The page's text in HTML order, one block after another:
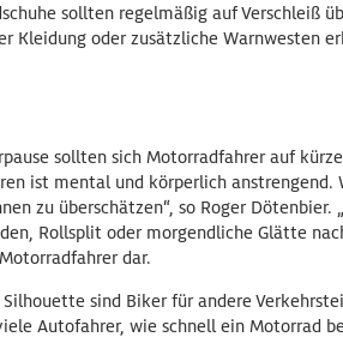
sollten regelmäßig auf Verschleiß
Kleidung oder zusätzliche Warnwesten
sollten sich Motorradfahrer auf
ist mental und körperlich
zu überschätzen“, so Roger
Rollsplit oder morgendliche Glätte
dar.
sind Biker für andere
Autofahrer, wie schnell ein Motorrad